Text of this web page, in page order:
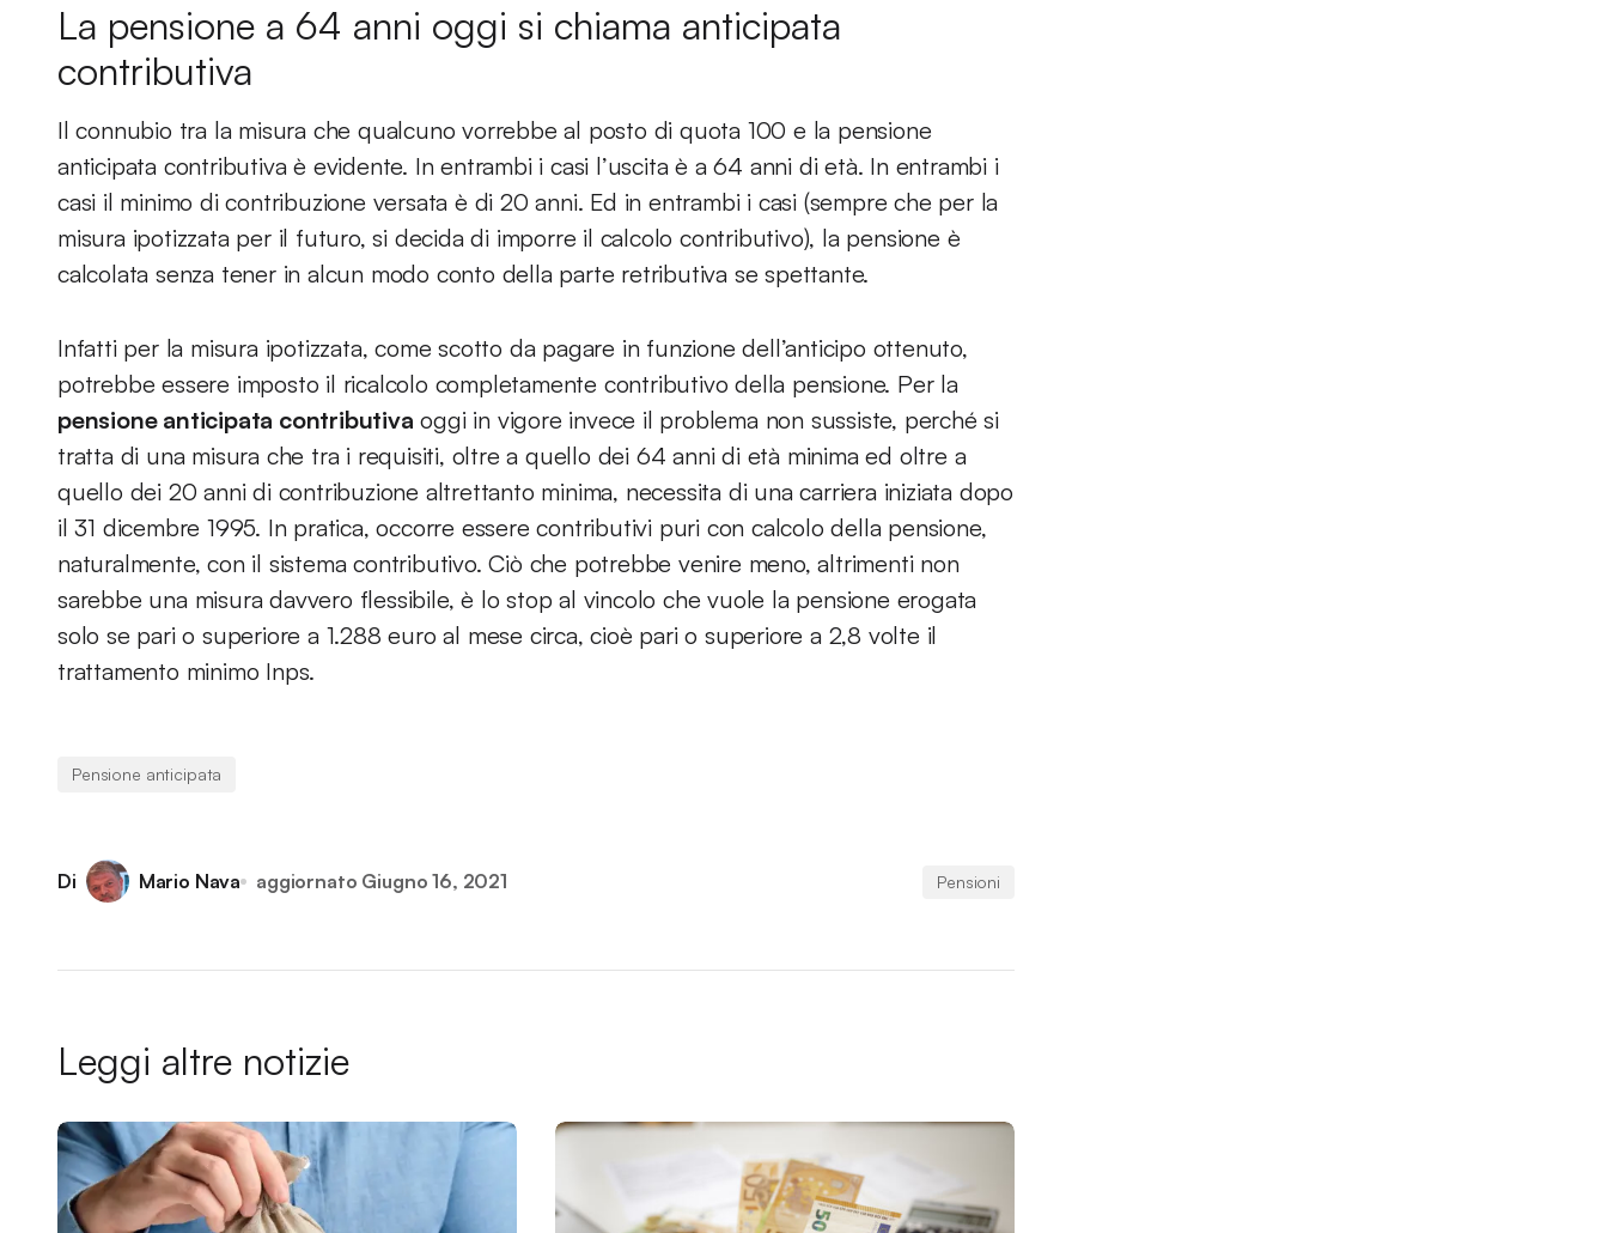
La pensione a 64 anni oggi si chiama anticipata
contributiva
Il connubio tra la misura che qualcuno vorrebbe al posto di quota 100 e la pensione
anticipata contributiva è evidente. In entrambi i casi l’uscita è a 64 anni di età. In entrambi i
casi il minimo di contribuzione versata è di 20 anni. Ed in entrambi i casi (sempre che per la
misura ipotizzata per il futuro, si decida di imporre il calcolo contributivo), la pensione è
calcolata senza tener in alcun modo conto della parte retributiva se spettante.
Infatti per la misura ipotizzata, come scotto da pagare in funzione dell’anticipo ottenuto,
potrebbe essere imposto il ricalcolo completamente contributivo della pensione. Per la
pensione anticipata contributiva oggi in vigore invece il problema non sussiste, perché si
tratta di una misura che tra i requisiti, oltre a quello dei 64 anni di età minima ed oltre a
quello dei 20 anni di contribuzione altrettanto minima, necessita di una carriera iniziata dopo
il 31 dicembre 1995. In pratica, occorre essere contributivi puri con calcolo della pensione,
naturalmente, con il sistema contributivo. Ciò che potrebbe venire meno, altrimenti non
sarebbe una misura davvero flessibile, è lo stop al vincolo che vuole la pensione erogata
solo se pari o superiore a 1.288 euro al mese circa, cioè pari o superiore a 2,8 volte il
trattamento minimo Inps.
Pensione anticipata
Di Mario Nava aggiornato Giugno 16, 2021 Pensioni
Leggi altre notizie